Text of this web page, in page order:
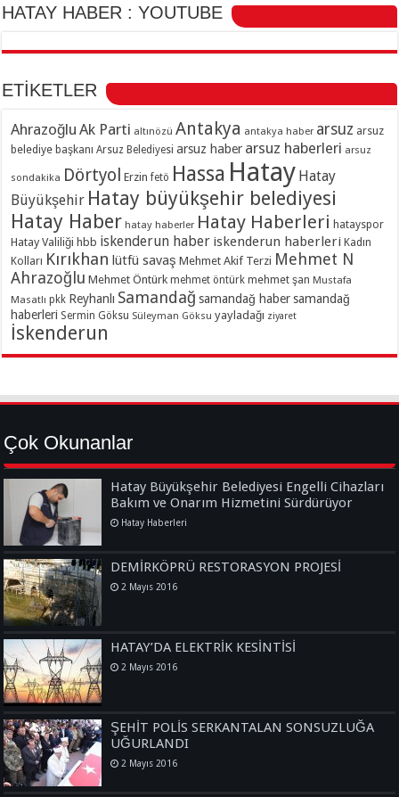
HATAY HABER : YOUTUBE
ETİKETLER
Ahrazoğlu Ak Parti altınözü Antakya antakya haber arsuz arsuz
belediye başkanı Arsuz Belediyesi arsuz haber arsuz haberleri arsuz
sondakika Dörtyol Erzin fetö Hassa Hatay Hatay
Büyükşehir Hatay büyükşehir belediyesi
Hatay Haber hatay haberler Hatay Haberleri hatayspor
Hatay Valiliği hbb iskenderun haber iskenderun haberleri Kadın
Kolları Kırıkhan lütfü savaş Mehmet Akif Terzi Mehmet N
Ahrazoğlu Mehmet Öntürk mehmet öntürk mehmet şan Mustafa
Masatlı pkk Reyhanlı Samandağ samandağ haber samandağ
haberleri Sermin Göksu Süleyman Göksu yayladağı ziyaret
İskenderun
Çok Okunanlar
Hatay Büyükşehir Belediyesi Engelli Cihazları
Bakım ve Onarım Hizmetini Sürdürüyor
Hatay Haberleri
DEMİRKÖPRÜ RESTORASYON PROJESİ
2 Mayıs 2016
HATAY’DA ELEKTRİK KESİNTİSİ
2 Mayıs 2016
ŞEHİT POLİS SERKANTALAN SONSUZLUĞA
UĞURLANDI
2 Mayıs 2016